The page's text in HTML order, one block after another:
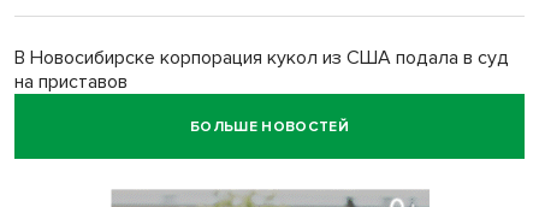
В Новосибирске корпорация кукол из США подала в суд
на приставов
БОЛЬШЕ НОВОСТЕЙ